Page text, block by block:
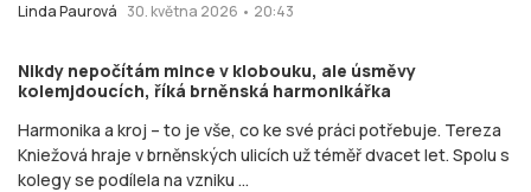
Linda Paurová 30. května 2026 • 20:43
Nikdy nepočítám mince v klobouku, ale úsměvy
kolemjdoucích, říká brněnská harmonikářka
Harmonika a kroj – to je vše, co ke své práci potřebuje. Tereza
Kniežová hraje v brněnských ulicích už téměř dvacet let. Spolu s
kolegy se podílela na vzniku ...